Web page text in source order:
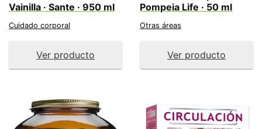
Vainilla · Sante · 950 ml
Cuidado corporal
Ver producto
Pompeia Life · 50 ml
Otras áreas
Ver producto